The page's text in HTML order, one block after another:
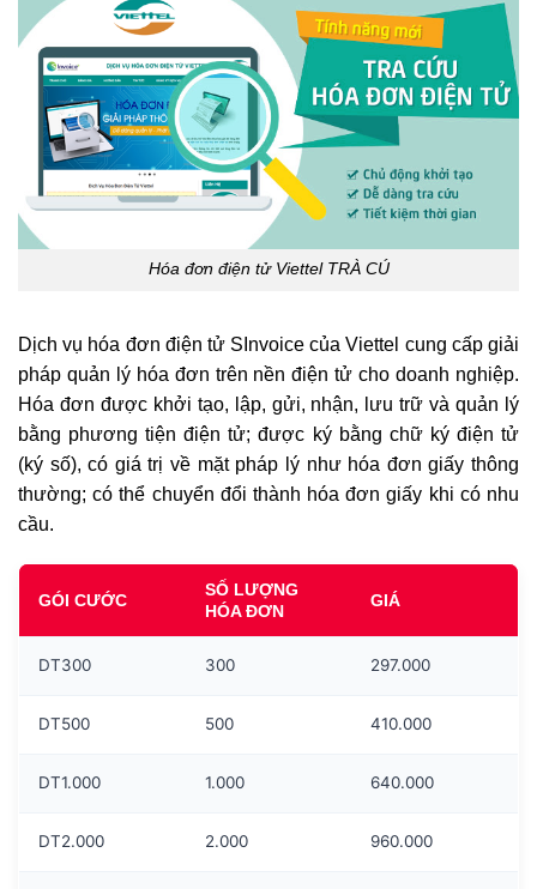
Hóa đơn điện tử Viettel TRÀ CÚ
Dịch vụ hóa đơn điện tử SInvoice của Viettel cung cấp giải
pháp quản lý hóa đơn trên nền điện tử cho doanh nghiệp.
Hóa đơn được khởi tạo, lập, gửi, nhận, lưu trữ và quản lý
bằng phương tiện điện tử; được ký bằng chữ ký điện tử
(ký số), có giá trị về mặt pháp lý như hóa đơn giấy thông
thường; có thể chuyển đổi thành hóa đơn giấy khi có nhu
cầu.
GÓI CƯỚC
SỐ LƯỢNG
HÓA ĐƠN
GIÁ
DT300 300 297.000
DT500 500 410.000
DT1.000 1.000 640.000
DT2.000 2.000 960.000